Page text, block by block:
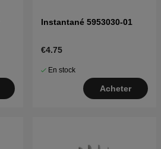
Instantané 5953030-01
€4.75
En stock
Acheter